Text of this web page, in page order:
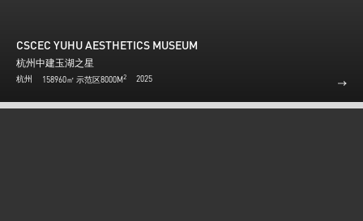
CSCEC YUHU AESTHETICS MUSEUM
杭州中建玉湖之星
杭州 158960㎡ 示范区8000M2 2025